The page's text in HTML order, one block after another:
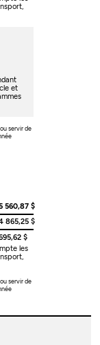
et
servir de
560,87 $
865,25 $
$
les
servir de